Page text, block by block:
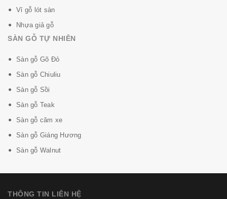
Vỉ gỗ lót sàn
Nhựa giả gỗ
SÀN GỖ TỰ NHIÊN
Sàn gỗ Gõ Đỏ
Sàn gỗ Chiuliu
Sàn gỗ Sồi
Sàn gỗ Teak
Sàn gỗ căm xe
Sàn gỗ Giáng Hương
Sàn gỗ Walnut
THÔNG TIN LIÊN HỆ